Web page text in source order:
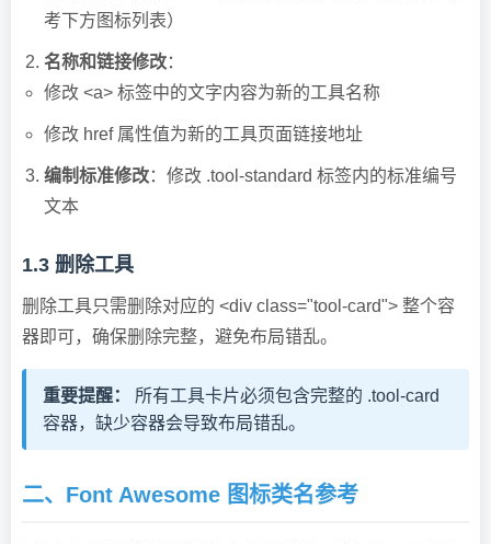
考下方图标列表）
名称和链接修改：
修改 <a> 标签中的文字内容为新的工具名称
修改 href属性值为新的工具页面链接地址
编制标准修改：修改 .tool-standard 标签内的标准编号
文本
1.3 删除工具
删除工具只需删除对应的 <div class="tool-card"> 整个容
器即可，确保删除完整，避免布局错乱。
重要提醒： 所有工具卡片必须包含完整的 .tool-card
容器，缺少容器会导致布局错乱。
二、Font Awesome 图标类名参考